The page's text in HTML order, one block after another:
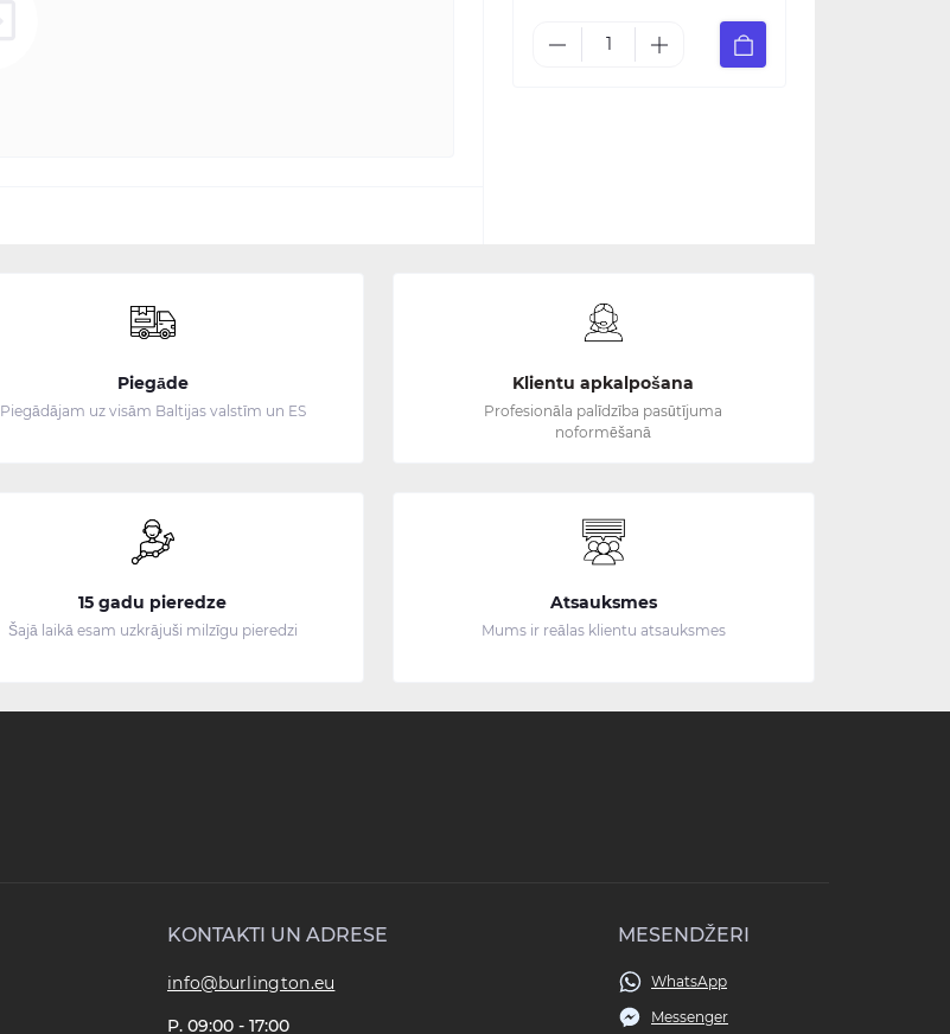
Piegāde
Piegādājam uz visām Baltijas valstīm un ES
Klientu apkalpošana
Profesionāla palīdzība pasūtījuma
noformēšanā
15 gadu pieredze
Šajā laikā esam uzkrājuši milzīgu pieredzi
Atsauksmes
Mums ir reālas klientu atsauksmes
KONTAKTI UN ADRESE
info@burlington.eu
P. 09:00 - 17:00
MESENDŽERI
WhatsApp
Messenger